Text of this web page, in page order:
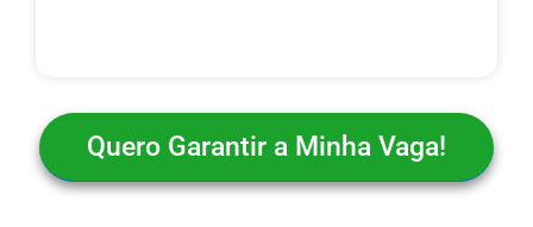
Quero Garantir a Minha Vaga!